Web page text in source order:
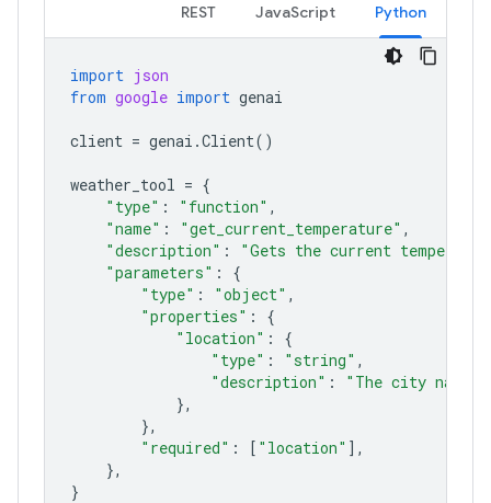
Python
JavaScript
REST
import json
from google import genai
client = genai .Client()
weather_tool = {
"type" : "function" ,
"name" : "get_current_temperature" ,
"description" :
"Gets the current
"parameters" :
{
"type" : "object" ,
"properties" :
{
"location" :
{
"type" : "string" ,
"description" :
"The city name,
},
},
"required" : [ "location" ],
},
}